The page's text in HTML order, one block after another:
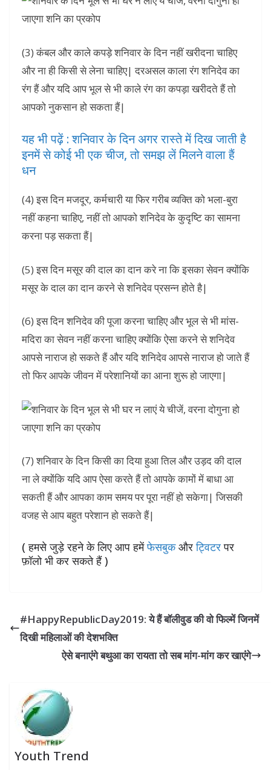
(3) कंबल और काले कपड़े शनिवार के दिन नहीं खरीदना चाहिए
और ना ही किसी से लेना चाहिए| दरअसल काला रंग शनिदेव का
रंग हैं और यदि आप भूल से भी काले रंग का कपड़ा खरीदते हैं तो
आपको नुकसान हो सकता हैं|
यह भी पढ़ें : शनिवार के दिन अगर रास्ते में दिख जाती है
इनमें से कोई भी एक चीज, तो समझ लें मिलने वाला हैं
धन
(4) इस दिन मजदूर, कर्मचारी या फिर गरीब व्यक्ति को भला-बुरा
नहीं कहना चाहिए, नहीं तो आपको शनिदेव के कुदृष्टि का सामना
करना पड़ सकता हैं|
(5) इस दिन मसूर की दाल का दान करे ना कि इसका सेवन क्योंकि
मसूर के दाल का दान करने से शनिदेव प्रसन्न होते है|
(6) इस दिन शनिदेव की पूजा करना चाहिए और भूल से भी मांस-
मदिरा का सेवन नहीं करना चाहिए क्योंकि ऐसा करने से शनिदेव
आपसे नाराज हो सकते हैं और यदि शनिदेव आपसे नाराज हो जाते हैं
तो फिर आपके जीवन में परेशानियों का आना शुरू हो जाएगा|
(7) शनिवार के दिन किसी का दिया हुआ तिल और उड़द की दाल
ना ले क्योंकि यदि आप ऐसा करते हैं तो आपके कामों में बाधा आ
सकती हैं और आपका काम समय पर पूरा नहीं हो सकेगा| जिसकी
वजह से आप बहुत परेशान हो सकते हैं|
( हमसे जुड़े रहने के लिए आप हमेंफेसबुकऔरट्विटरपर
फ़ॉलो भी कर सकते हैं )
#HappyRepublicDay2019: ये हैं बॉलीवुड की वो फिल्में जिनमें
दिखी महिलाओं की देशभक्ति
ऐसे बनाएंंगे बथुआ का रायता तो सब मांग-मांग कर खाएंंगे
Youth Trend